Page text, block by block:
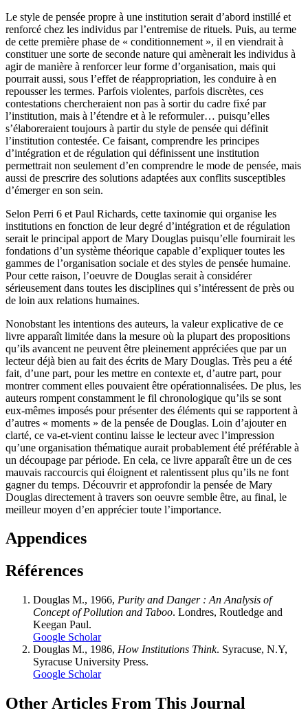
Le style de pensée propre à une institution serait d’abord instillé et
renforcé chez les individus par l’entremise de rituels. Puis, au terme
de cette première phase de « conditionnement », il en viendrait à
constituer une sorte de seconde nature qui amènerait les individus à
agir de manière à renforcer leur forme d’organisation, mais qui
pourrait aussi, sous l’effet de réappropriation, les conduire à en
repousser les termes. Parfois violentes, parfois discrètes, ces
contestations chercheraient non pas à sortir du cadre fixé par
l’institution, mais à l’étendre et à le reformuler… puisqu’elles
s’élaboreraient toujours à partir du style de pensée qui définit
l’institution contestée. Ce faisant, comprendre les principes
d’intégration et de régulation qui définissent une institution
permettrait non seulement d’en comprendre le mode de pensée, mais
aussi de prescrire des solutions adaptées aux conflits susceptibles
d’émerger en son sein.
Selon Perri 6 et Paul Richards, cette taxinomie qui organise les
institutions en fonction de leur degré d’intégration et de régulation
serait le principal apport de Mary Douglas puisqu’elle fournirait les
fondations d’un système théorique capable d’expliquer toutes les
gammes de l’organisation sociale et des styles de pensée humaine.
Pour cette raison, l’oeuvre de Douglas serait à considérer
sérieusement dans toutes les disciplines qui s’intéressent de près ou
de loin aux relations humaines.
Nonobstant les intentions des auteurs, la valeur explicative de ce
livre apparaît limitée dans la mesure où la plupart des propositions
qu’ils avancent ne peuvent être pleinement appréciées que par un
lecteur déjà bien au fait des écrits de Mary Douglas. Très peu a été
fait, d’une part, pour les mettre en contexte et, d’autre part, pour
montrer comment elles pouvaient être opérationnalisées. De plus, les
auteurs rompent constamment le fil chronologique qu’ils se sont
eux-mêmes imposés pour présenter des éléments qui se rapportent à
d’autres « moments » de la pensée de Douglas. Loin d’ajouter en
clarté, ce va-et-vient continu laisse le lecteur avec l’impression
qu’une organisation thématique aurait probablement été préférable à
un découpage par période. En cela, ce livre apparaît être un de ces
mauvais raccourcis qui éloignent et ralentissent plus qu’ils ne font
gagner du temps. Découvrir et approfondir la pensée de Mary
Douglas directement à travers son oeuvre semble être, au final, le
meilleur moyen d’en apprécier toute l’importance.
Appendices
Références
Douglas M., 1966, Purity and Danger: An Analysis of
Concept of Pollution and Taboo. Londres, Routledge and
Keegan Paul.
Google Scholar
Douglas M., 1986, How Institutions Think. Syracuse, N.Y,
Syracuse University Press.
Google Scholar
Other Articles From This Journal